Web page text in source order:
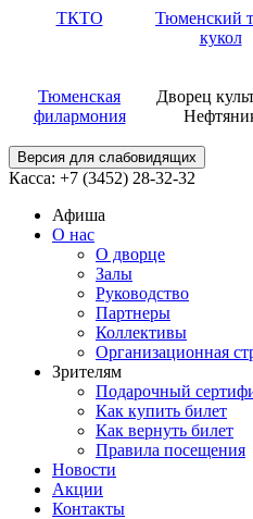
ТКТО
Тюменский
кукол
Тюменская
филармония
Дворец
Версия для слабовидящих
Касса: +7 (3452) 28-32-32
Афиша
О нас
О дворце
Залы
Руководство
Партнеры
Коллективы
Организационная
Зрителям
Подарочный
Как купить билет
Как вернуть билет
Правила посещения
Новости
Акции
Контакты